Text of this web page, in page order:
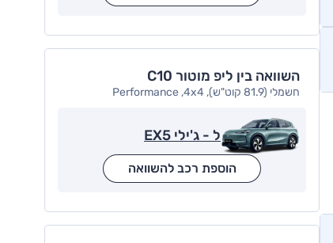
השוואה בין ליפ מוטור C10
חשמלי (81.9 קוט"ש), Performance ,4x4
ל - ג'ילי EX5
הוספת רכב להשוואה